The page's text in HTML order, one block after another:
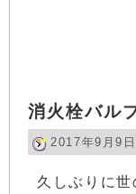
消火栓バル
2017年9月9日
久しぶりに